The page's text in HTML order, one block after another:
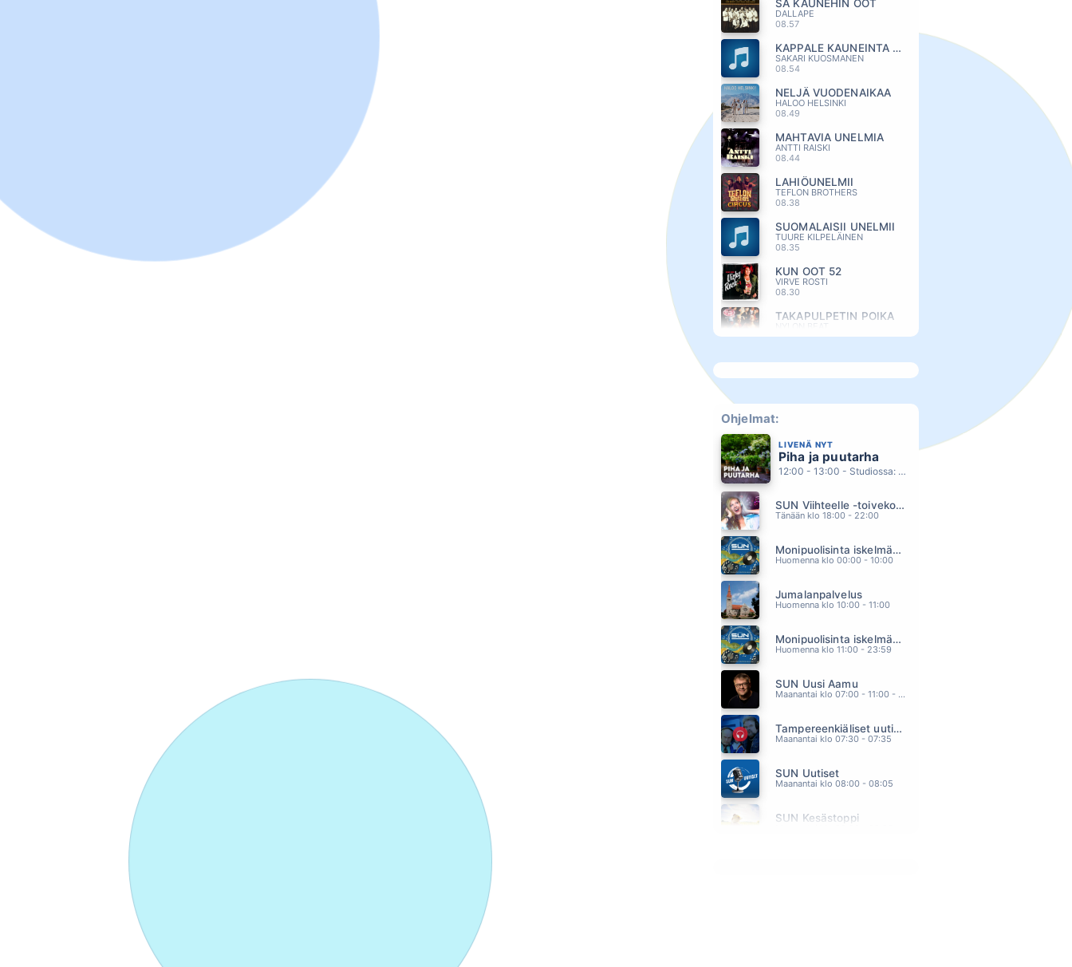
SA KAUNEHIN OOT
DALLAPE
08.57
KAPPALE KAUNEINTA SUOMEA
SAKARI KUOSMANEN
08.54
NELJÄ VUODENAIKAA
HALOO HELSINKI
08.49
MAHTAVIA UNELMIA
ANTTI RAISKI
08.44
LAHIÖUNELMII
TEFLON BROTHERS
08.38
SUOMALAISII UNELMII
TUURE KILPELÄINEN
08.35
KUN OOT 52
VIRVE ROSTI
08.30
TAKAPULPETIN POIKA
08.26
PAIKKA AURINGOSSA
08.22
TÄHTISUMUA (feat Laura Närhi)
MIKKO KUUSTONEN
08.16
MÄ JA MUN KOIRA
LEO STILLMAN
08.13
JARI SILLANPÄÄ
08.09
ANNA HANSKI
08.06
ALEKSANTERI HAKANIEMI
08.01
IRWIN
07.56
SCANDINAVIAN MUSIC GROUP
07.42
IRINA
07.35
ANNELI MATTILA
07.25
SAMMY BABITZIN
Ohjelmat:
LIVENÄ NYT
Piha ja puutarha
12:00 - 13:00 - Studiossa: Pinsiön Taimisto
SUN Viihteelle -toivekonsertti
Tänään klo 18:00 - 22:00
Monipuolisinta iskelmää ja parasta poppia
Huomenna klo 00:00 - 10:00
Jumalanpalvelus
Huomenna klo 10:00 - 11:00
Monipuolisinta iskelmää ja parasta poppia
Huomenna klo 11:00 - 23:59
SUN Uusi Aamu
Maanantai klo 07:00 - 11:00 - Studiossa: Kimmo Hoivassilta
Tampereenkiäliset uutiset
Maanantai klo 07:30 - 07:35
SUN Uutiset
Maanantai klo 08:00 - 08:05
SUN Kesästoppi